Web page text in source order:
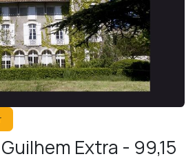
Extra - 99,15